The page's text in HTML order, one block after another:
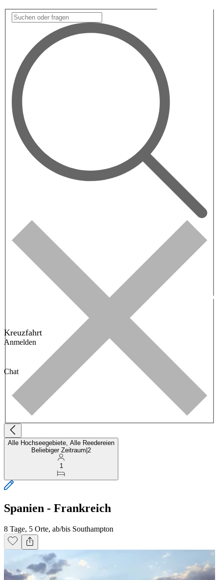
Kreuzfahrt
Anmelden
Chat
Alle Hochseegebiete, Alle Reedereien
Beliebiger Zeitraum 2
1
Spanien - Frankreich
8 Tage, 5 Orte, ab/bis Southampton